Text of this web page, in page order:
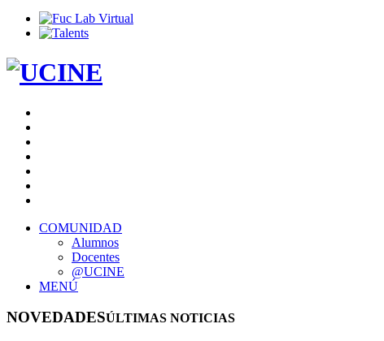
COMUNIDAD
Alumnos
Docentes
@UCINE
MENÚ
NOVEDADESÚLTIMAS NOTICIAS